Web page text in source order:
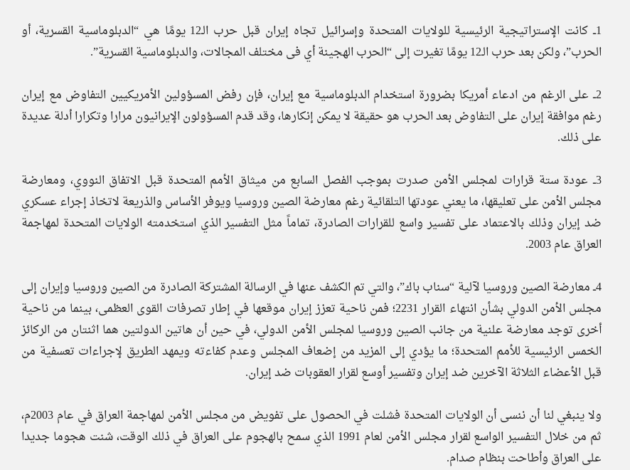
1ــ كانت الإستراتيجية الرئيسية للولايات المتحدة وإسرائيل تجاه إيران قبل حرب الـ12 يومًا هي “الدبلوماسية القسرية، أو
الحرب”، ولكن بعد حرب الـ12 يومًا تغيرت إلى “الحرب الهجينة أي فى مختلف المجالات، والدبلوماسية القسرية”.
2ــ على الرغم من ادعاء أمريكا بضرورة استخدام الدبلوماسية مع إيران، فإن رفض المسؤولين الأمريكيين التفاوض مع إيران
رغم موافقة إيران على التفاوض بعد الحرب هو حقيقة لا يمكن إنكارها، وقد قدم المسؤولون الإيرانيون مرارا وتكرارا أدلة عديدة
على ذلك.
3ــ عودة ستة قرارات لمجلس الأمن صدرت بموجب الفصل السابع من ميثاق الأمم المتحدة قبل الاتفاق النووي، ومعارضة
مجلس الأمن على تعليقها، ما يعني عودتها التلقائية رغم معارضة الصين وروسيا ويوفر الأساس والذريعة لاتخاذ إجراء عسكري
ضد إيران وذلك بالاعتماد على تفسير واسع للقرارات الصادرة، تماماً مثل التفسير الذي استخدمته الولايات المتحدة لمهاجمة
العراق عام 2003.
4ــ معارضة الصين وروسيا لآلية “سناب باك”، والتي تم الكشف عنها في الرسالة المشتركة الصادرة من الصين وروسيا وإيران إلى
مجلس الأمن الدولي بشأن انتهاء القرار 2231؛ فمن ناحية تعزز إيران موقعها في إطار تصرفات القوى العظمى، بينما من ناحية
أخرى توجد معارضة علنية من جانب الصين وروسيا لمجلس الأمن الدولي، في حين أن هاتين الدولتين هما اثنتان من الركائز
الخمس الرئيسية للأمم المتحدة؛ ما يؤدي إلى المزيد من إضعاف المجلس وعدم كفاءته ويمهد الطريق لإجراءات تعسفية من
قبل الأعضاء الثلاثة الآخرين ضد إيران وتفسير أوسع لقرار العقوبات ضد إيران.
ولا ينبغي لنا أن ننسى أن الولايات المتحدة فشلت في الحصول على تفويض من مجلس الأمن لمهاجمة العراق في عام 2003م،
ثم من خلال التفسير الواسع لقرار مجلس الأمن لعام 1991 الذي سمح بالهجوم على العراق في ذلك الوقت، شنت هجوما جديدا
على العراق وأطاحت بنظام صدام.